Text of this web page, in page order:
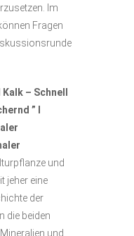
Im
Fragen
– Schnell
” I
und
jeher eine
der
die beiden
und